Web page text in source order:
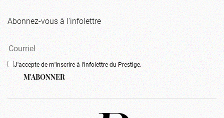
Abonnez-vous à l'infolettre
J'accepte de m'inscrire à l'infolettre du Prestige.
M'ABONNER